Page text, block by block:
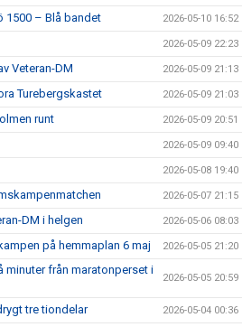
1500 – Blå bandet 2026-05-10 16:52
2026-05-09 22:23
Veteran-DM 2026-05-09 21:13
Turebergskastet 2026-05-09 21:03
runt 2026-05-09 20:51
2026-05-09 09:40
2026-05-08 19:40
2026-05-07 21:15
DM i helgen 2026-05-06 08:03
på hemmaplan 6 maj 2026-05-05 21:20
minuter från maratonperset i
2026-05-05 20:59
tre tiondelar 2026-05-04 00:36